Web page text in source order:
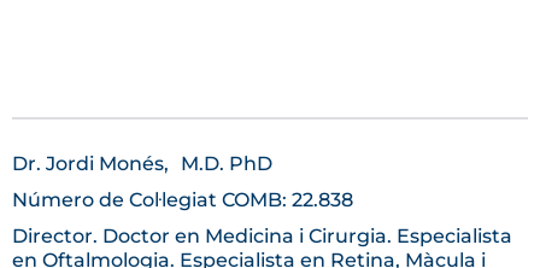
Dr. Jordi Monés,
M.D. PhD
Número de Col·legiat COMB: 22.838
Director. Doctor en Medicina i Cirurgia. Especialista
en Oftalmologia. Especialista en Retina, Màcula i